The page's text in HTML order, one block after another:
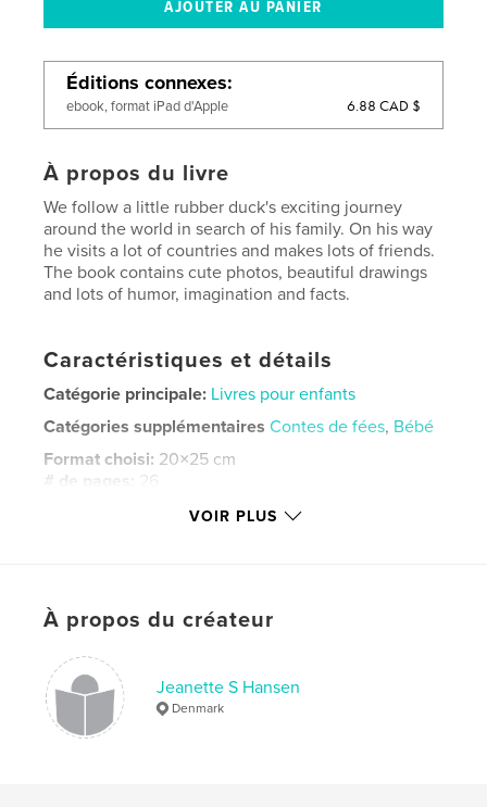
Éditions connexes
ebook, format iPad d'Apple 6.88 CAD $
À propos du livre
We follow a little rubber duck's exciting journey
around the world in search of his family. On his way
he visits a lot of countries and makes lots of friends.
The book contains cute photos, beautiful drawings
and lots of humor, imagination and facts.
Caractéristiques et détails
Catégorie principale: Livres pour enfants
Catégories supplémentaires Contes de fées, Bébé
Format choisi: 20×25 cm
# de pages:
26
Date de publication:nov 19, 2019
adventure
duck
VOIR PLUS
À propos du créateur
Jeanette S Hansen
Denmark